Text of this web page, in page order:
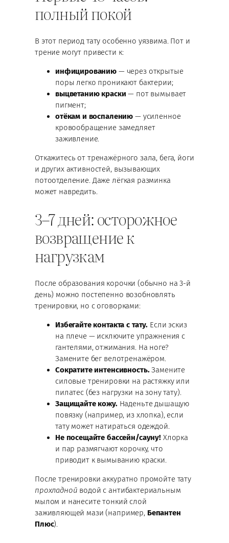
полный покой
В этот период тату особенно уязвима. Пот и
трение могут привести к:
инфицированию — через открытые
поры легко проникают бактерии;
выцветанию краски — пот вымывает
пигмент;
отёкам и воспалению — усиленное
кровообращение замедляет
заживление.
Откажитесь от тренажёрного зала, бега, йоги
и других активностей, вызывающих
потоотделение. Даже лёгкая разминка
может навредить.
3–7 дней: осторожное
возвращение к
нагрузкам
После образования корочки (обычно на 3-й
день) можно постепенно возобновлять
тренировки, но с оговорками:
Избегайте контакта с тату. Если эскиз
на плече — исключите упражнения с
гантелями, отжимания. На ноге?
Замените бег велотренажёром.
Сократите интенсивность.Замените
силовые тренировки на растяжку или
пилатес (без нагрузки на зону тату).
Защищайте кожу.Наденьте дышащую
повязку (например, из хлопка), если
тату может натираться одеждой.
Не посещайте бассейн/сауну!Хлорка
и пар размягчают корочку, что
приводит к вымыванию краски.
После тренировки аккуратно промойте тату
прохладной водой с антибактериальным
мылом и нанесите тонкий слой
заживляющей мази (например, Бепантен
Плюс).